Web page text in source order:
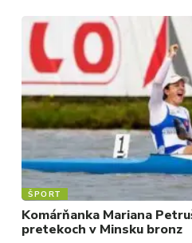
ŠPORT
Komárňanka Mariana
pretekoch v Minsku bronz